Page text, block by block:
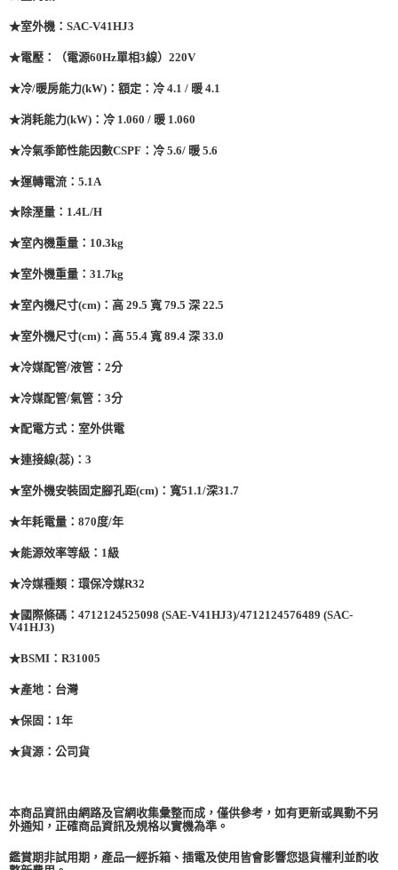
★室外機：SAC-V41HJ3
★電壓：（電源60Hz單相3線）220V
★冷/暖房能力(kW)：額定：冷 4.1 / 暖 4.1
★消耗能力(kW)：冷 1.060 / 暖 1.060
★冷氣季節性能因數CSPF：冷 5.6/ 暖 5.6
★運轉電流：5.1A
★除溼量：1.4L/H
★室內機重量：10.3kg
★室外機重量：31.7kg
★室內機尺寸(cm)：高 29.5 寬 79.5 深 22.5
★室外機尺寸(cm)：高 55.4 寬 89.4 深 33.0
★冷媒配管/液管：2分
★冷媒配管/氣管：3分
★配電方式：室外供電
★連接線(蕊)：3
★室外機安裝固定腳孔距(cm)：寬51.1/深31.7
★年耗電量：870度/年
★能源效率等級：1級
★冷媒種類：環保冷媒R32
★國際條碼：4712124525098 (SAE-V41HJ3)/4712124576489 (SAC-
V41HJ3)
★BSMI：R31005
★產地：台灣
★保固：1年
★貨源：公司貨
本商品資訊由網路及官網收集彙整而成，僅供參考，如有更新或異動不另
外通知，正確商品資訊及規格以實機為準。
鑑賞期非試用期，產品一經拆箱、插電及使用皆會影響您退貨權利並酌收